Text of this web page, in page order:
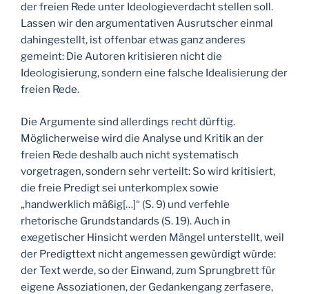
der freien Rede unter Ideologieverdacht stellen soll.
Lassen wir den argumentativen Ausrutscher einmal
dahingestellt, ist offenbar etwas ganz anderes
gemeint: Die Autoren kritisieren nicht die
Ideologisierung, sondern eine falsche Idealisierung der
freien Rede.
Die Argumente sind allerdings recht dürftig.
Möglicherweise wird die Analyse und Kritik an der
freien Rede deshalb auch nicht systematisch
vorgetragen, sondern sehr verteilt: So wird kritisiert,
die freie Predigt sei unterkomplex sowie
„handwerklich mäßig[…]“ (S. 9) und verfehle
rhetorische Grundstandards (S. 19). Auch in
exegetischer Hinsicht werden Mängel unterstellt, weil
der Predigttext nicht angemessen gewürdigt würde:
der Text werde, so der Einwand, zum Sprungbrett für
eigene Assoziationen, der Gedankengang zerfasere,